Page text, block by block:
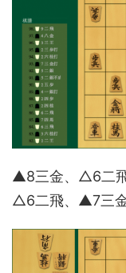
▲8三金、△6二
△6二飛、▲7三